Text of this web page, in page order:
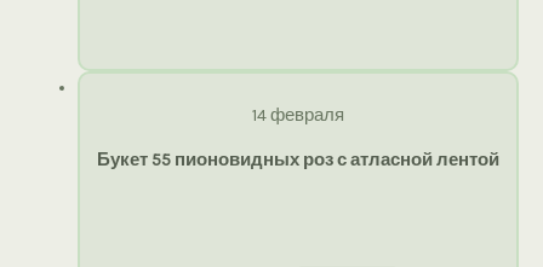
14 февраля
Букет 55 пионовидных роз с атласной лентой